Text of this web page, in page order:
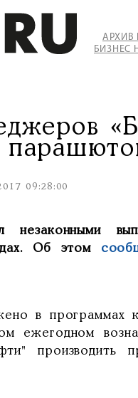
АРХИВ
БИЗНЕС
09:28:00
Об этом
в программах
ежегодном
производить